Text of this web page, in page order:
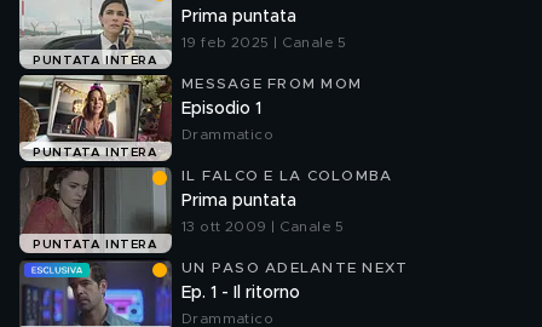
PUNTATA INTERA
Prima puntata
19 feb 2025 | Canale 5
PUNTATA INTERA
MESSAGE FROM MOM
Episodio 1
Drammatico
PUNTATA INTERA
IL FALCO E LA COLOMBA
Prima puntata
13 ott 2009 | Canale 5
UN PASO ADELANTE NEXT
Ep. 1 - Il ritorno
Drammatico